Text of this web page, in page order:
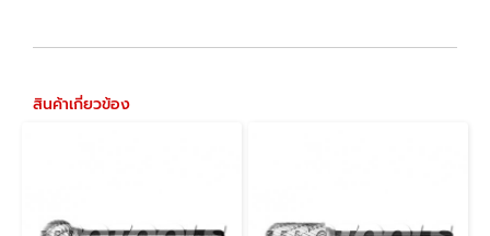
สินค้าเกี่ยวข้อง